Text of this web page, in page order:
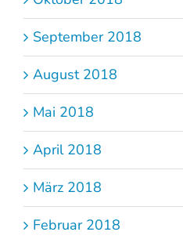
September 2018
August 2018
Mai 2018
April 2018
März 2018
Februar 2018